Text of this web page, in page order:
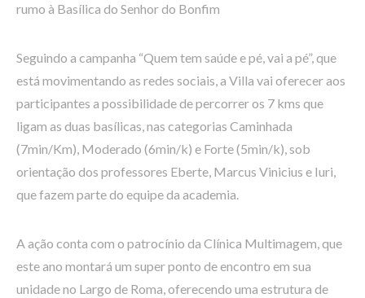
rumo à Basílica do Senhor do Bonfim
Seguindo a campanha “Quem tem saúde e pé, vai a pé”, que
está movimentando as redes sociais, a Villa vai oferecer aos
participantes a possibilidade de percorrer os 7 kms que
ligam as duas basílicas, nas categorias Caminhada
(7min/Km), Moderado (6min/k) e Forte (5min/k), sob
orientação dos professores Eberte, Marcus Vinicius e Iuri,
que fazem parte do equipe da academia.
A ação conta com o patrocínio da Clínica Multimagem, que
este ano montará um super ponto de encontro em sua
unidade no Largo de Roma, oferecendo uma estrutura de